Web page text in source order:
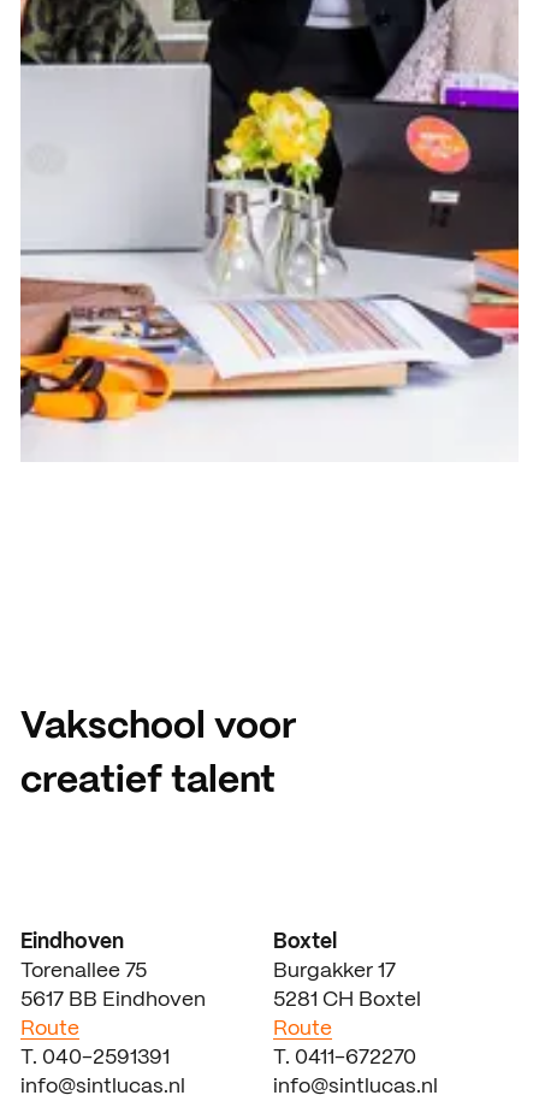
Vakschool voor
creatief talent
Eindhoven
Torenallee 75
5617 BB Eindhoven
Route
T. 040-2591391
info@sintlucas.nl
Boxtel
Burgakker 17
5281 CH Boxtel
Route
T. 0411-672270
info@sintlucas.nl